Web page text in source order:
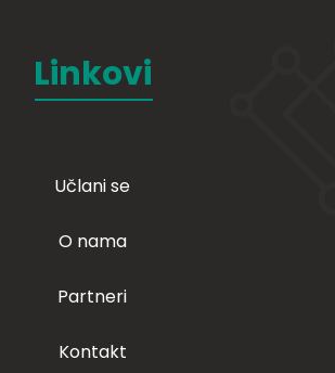
Linkovi
Učlani se
O nama
Partneri
Kontakt